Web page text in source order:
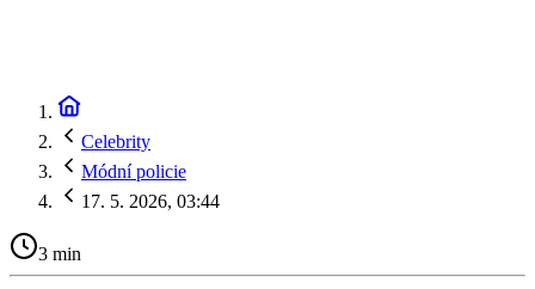
Celebrity
Módní policie
17. 5. 2026, 03:44
3 min